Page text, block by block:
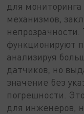
для
механизмов,
функционируют
анализируя
датчиков, но
значение без
погрешности.
для инженеров,